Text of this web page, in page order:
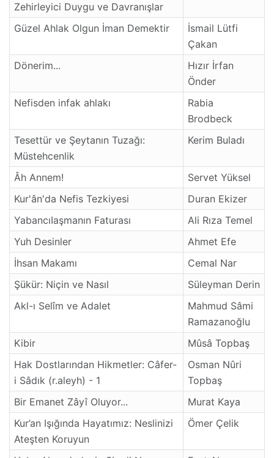
Zehirleyici Duygu ve Davranışlar
Güzel Ahlak Olgun İman Demektir
İsmail Lütfi
Çakan
Dönerim...
Hızır İrfan
Önder
Nefisden infak ahlakı
Rabia
Brodbeck
Tesettür ve Şeytanın Tuzağı:
Müstehcenlik
Kerim Buladı
Âh Annem!
Servet Yüksel
Kur'ân'da Nefis Tezkiyesi
Duran Ekizer
YabancıIaşmanın Faturası
Ali Rıza Temel
Yuh Desinler
Ahmet Efe
İhsan Makamı
Cemal Nar
Şükür: Niçin ve Nasıl
Süleyman Derin
Akl-ı Selîm ve Adalet
Mahmud Sâmi
Ramazanoğlu
Kibir
Mûsâ Topbaş
Hak Dostlarından Hikmetler: Câfer-
i Sâdık (r.aleyh) - 1
Osman Nûri
Topbaş
Bir Emanet Zâyî Oluyor...
Murat Kaya
Kur’an Işığında Hayatımız: Neslinizi
Ateşten Koruyun
Ömer Çelik